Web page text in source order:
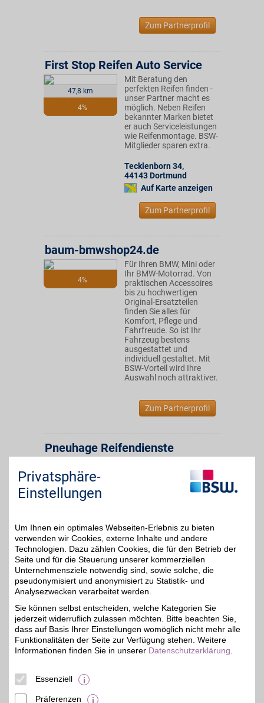
Zum Partnerprofil
47,8 km
4%
First Stop Reifen Auto Service
Mit Beratung den
perfekten Reifen finden -
unser Partner macht es
möglich. Neben Reifen
bekannter Marken bietet
er auch Serviceleistungen
wie Reifenmontage. BSW-
Mitglieder sparen extra.
Tecklenborn 34,
44143 Dortmund
Auf Karte anzeigen
Zum Partnerprofil
4%
baum-bmwshop24.de
Für Ihren BMW, Mini oder
Ihr BMW-Motorrad. Von
praktischen Accessoires
bis zu hochwertigen
Original-Ersatzteilen
finden Sie alles für
Komfort, Pflege und
Fahrfreude. So ist Ihr
Fahrzeug bestens
ausgestattet und
individuell gestaltet. Mit
BSW-Vorteil wird Ihre
Auswahl noch attraktiver.
Zum Partnerprofil
48,4 km
4%
Pneuhage Reifendienste
Felgen oder Services wie
Reifenwechsel, beim
Experten fürs Thema
hochwertiger Service.
Dank BSW-Vorteil extra
sparen.
Blitzkuhlenstr. 111-113,
45659
Recklinghausen
Auf Karte anzeigen
Zum Partnerprofil
49,1 km
Autohaus Horst Beyer GmbH
Privatsphäre-
Einstellungen
Um Ihnen ein optimales Webseiten-Erlebnis zu bieten
verwenden wir Cookies, externe Inhalte und andere
Technologien. Dazu zählen Cookies, die für den Betrieb der
Seite und für die Steuerung unserer kommerziellen
Unternehmensziele notwendig sind, sowie solche, die
pseudonymisiert und anonymisiert zu Statistik- und
Analysezwecken verarbeitet werden.
Sie können selbst entscheiden, welche Kategorien Sie
jederzeit widerruflich zulassen möchten. Bitte beachten Sie,
dass auf Basis Ihrer Einstellungen womöglich nicht mehr alle
Funktionalitäten der Seite zur Verfügung stehen. Weitere
Informationen finden Sie in unserer Datenschutzerklärung
Essenziell
Präferenzen